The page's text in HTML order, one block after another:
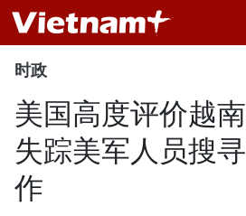
时政
美国高度评价越
失踪美军人员搜
作